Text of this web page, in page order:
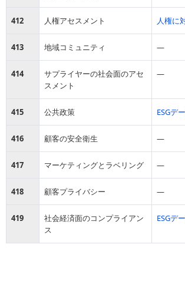
412 人権アセスメント 人権に
413 地域コミュニティ ―
414
サプライヤーの社会面のアセ
スメント
―
415 公共政策 ESGデ
416 顧客の安全衛生 ―
417 マーケティングとラベリング ―
418 顧客プライバシー ―
419
社会経済面のコンプライアン
ス
ESGデ